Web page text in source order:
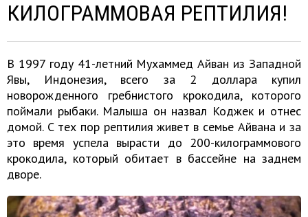
КИЛОГРАММОВАЯ РЕПТИЛИЯ!
В 1997 году 41-летний Мухаммед Айван из Западной
Явы, Индонезия, всего за 2 доллара купил
новорожденного гребнистого крокодила, которого
поймали рыбаки. Малыша он назвал Коджек и отнес
домой. С тех пор рептилия живет в семье Айвана и за
это время успела вырасти до 200-килограммового
крокодила, который обитает в бассейне на заднем
дворе.